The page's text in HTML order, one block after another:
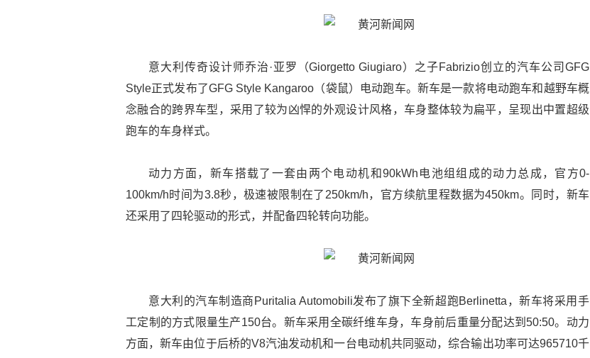
意大利传奇设计师乔治·亚罗（Giorgetto Giugiaro）之子Fabrizio创立的汽车公司GFG
Style正式发布了GFG Style Kangaroo（袋鼠）电动跑车。新车是一款将电动跑车和越野车概
念融合的跨界车型，采用了较为凶悍的外观设计风格，车身整体较为扁平，呈现出中置超级
跑车的车身样式。
动力方面，新车搭载了一套由两个电动机和90kWh电池组组成的动力总成，官方0-
100km/h时间为3.8秒，极速被限制在了250km/h，官方续航里程数据为450km。同时，新车
还采用了四轮驱动的形式，并配备四轮转向功能。
意大利的汽车制造商Puritalia Automobili发布了旗下全新超跑Berlinetta，新车将采用手
工定制的方式限量生产150台。新车采用全碳纤维车身，车身前后重量分配达到50:50。动力
方面，新车由位于后桥的V8汽油发动机和一台电动机共同驱动，综合输出功率可达965710千